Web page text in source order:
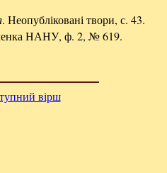
. Неопубліковані твори, с. 43.
НАНУ, ф. 2, № 619.
вірш